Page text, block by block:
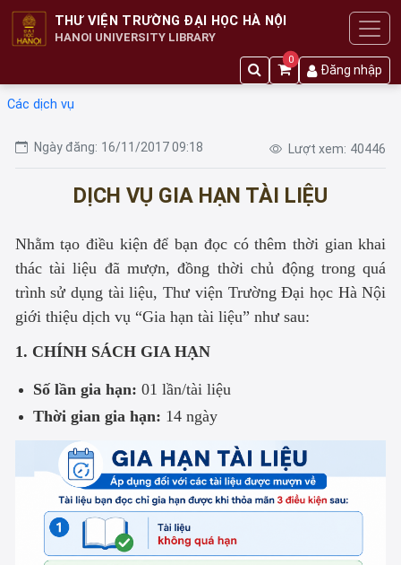
THƯ VIỆN TRƯỜNG ĐẠI HỌC HÀ NỘI
HANOI UNIVERSITY LIBRARY
0
Đăng nhập
Các dịch vụ
Ngày đăng: 16/11/2017 09:18 Lượt xem: 40446
DỊCH VỤ GIA HẠN TÀI LIỆU
Nhằm tạo điều kiện để bạn đọc có thêm thời gian khai
thác tài liệu đã mượn, đồng thời chủ động trong quá
trình sử dụng tài liệu, Thư viện Trường Đại học Hà Nội
giới thiệu dịch vụ “Gia hạn tài liệu” như sau:
1. CHÍNH SÁCH GIA HẠN
Số lần gia hạn: 01 lần/tài liệu
Thời gian gia hạn: 14 ngày